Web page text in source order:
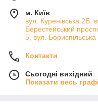
м. Київ
вул. Куренівська 2Б,
Берестейський
5, вул. Бориспільська
Контакти
Сьогодні вихідний
Показати весь